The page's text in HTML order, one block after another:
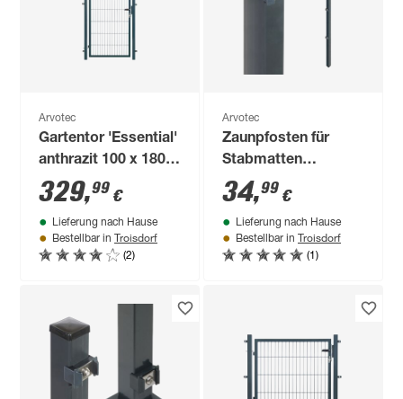
Arvotec
Gartentor 'Essential'
anthrazit 100 x 180
cm, mit
Zaunanschluss
329,99 €
Lieferung nach Hause
Bestellbar in Troisdorf
(2)
Arvotec
Zaunpfosten für
Stabmatten
'Exclusive' anthrazit
6 x 4 x 240 cm
34,99 €
Lieferung nach Hause
Bestellbar in Troisdorf
(1)